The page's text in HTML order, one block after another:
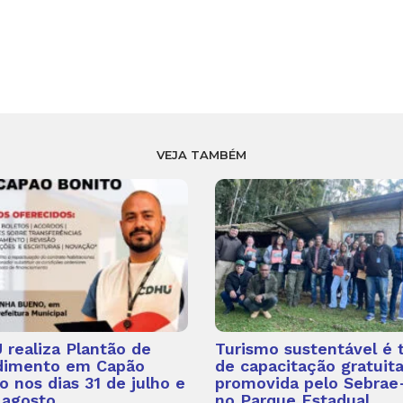
VEJA TAMBÉM
realiza Plantão de
em Capão
nos dias 31 de julho e
Turismo sustentável é
de capacitação gratuita
promovida pelo